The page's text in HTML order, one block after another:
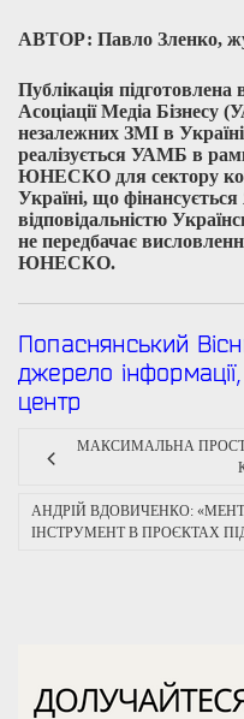
АВТОР: Павло Зленко,
Публікація
Асоціації Медіа
незалежних ЗМІ в
реалізується УАМБ в
ЮНЕСКО для сектору
Україні, що
відповідальністю
не передбачає
ЮНЕСКО.
Попаснянський
джерело
центр
МАКСИМАЛЬНА
АНДРІЙ ВДОВИЧЕНКО:
ІНСТРУМЕНТ В ПРОЄКТАХ